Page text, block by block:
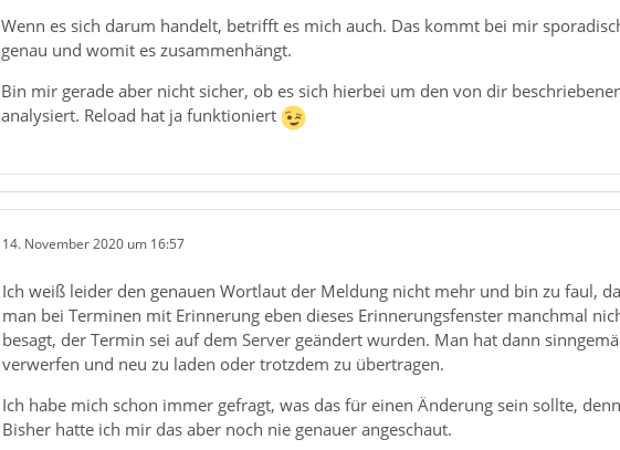
Wenn es sich darum handelt, betrifft es mich auch. Das kommt bei mir
genau und womit es zusammenhängt.
Bin mir gerade aber nicht sicher, ob es sich hierbei um den von dir
analysiert. Reload hat ja funktioniert
14. November 2020 um 16:57
Ich weiß leider den genauen Wortlaut der Meldung nicht mehr und bin zu faul,
man bei Terminen mit Erinnerung eben dieses Erinnerungsfenster manchmal
besagt, der Termin sei auf dem Server geändert wurden. Man hat dann
verwerfen und neu zu laden oder trotzdem zu übertragen.
Ich habe mich schon immer gefragt, was das für einen Änderung sein sollte,
Bisher hatte ich mir das aber noch nie genauer angeschaut.